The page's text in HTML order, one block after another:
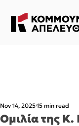
Ομιλία της Κ.
Nov 14, 202515 min read